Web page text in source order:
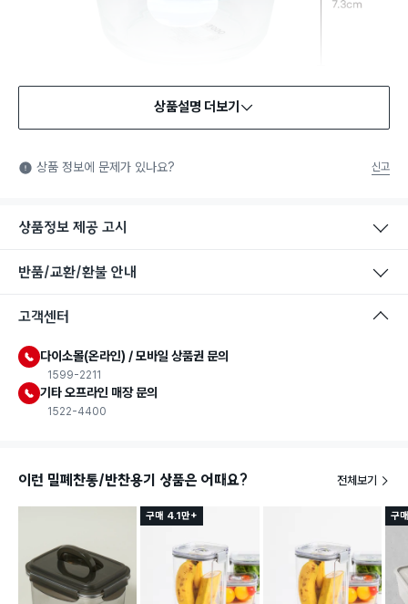
식품용 기구: 식품위생법에서 정한 규격에 따라 제조되어 식품 또
는 식품첨가물에 사용할 수 있는 식품용기구라는 표시입니다.
상품설명 더보기
상품 정보에 문제가 있나요? 신고
상품정보 제공 고시
반품/교환/환불 안내
고객센터
다이소몰(온라인) / 모바일 상품권 문의
1599-2211
기타 오프라인 매장 문의
1522-4400
이런 밀폐찬통/반찬용기 상품은 어때요? 전체보기
구매 4.1만+ 구